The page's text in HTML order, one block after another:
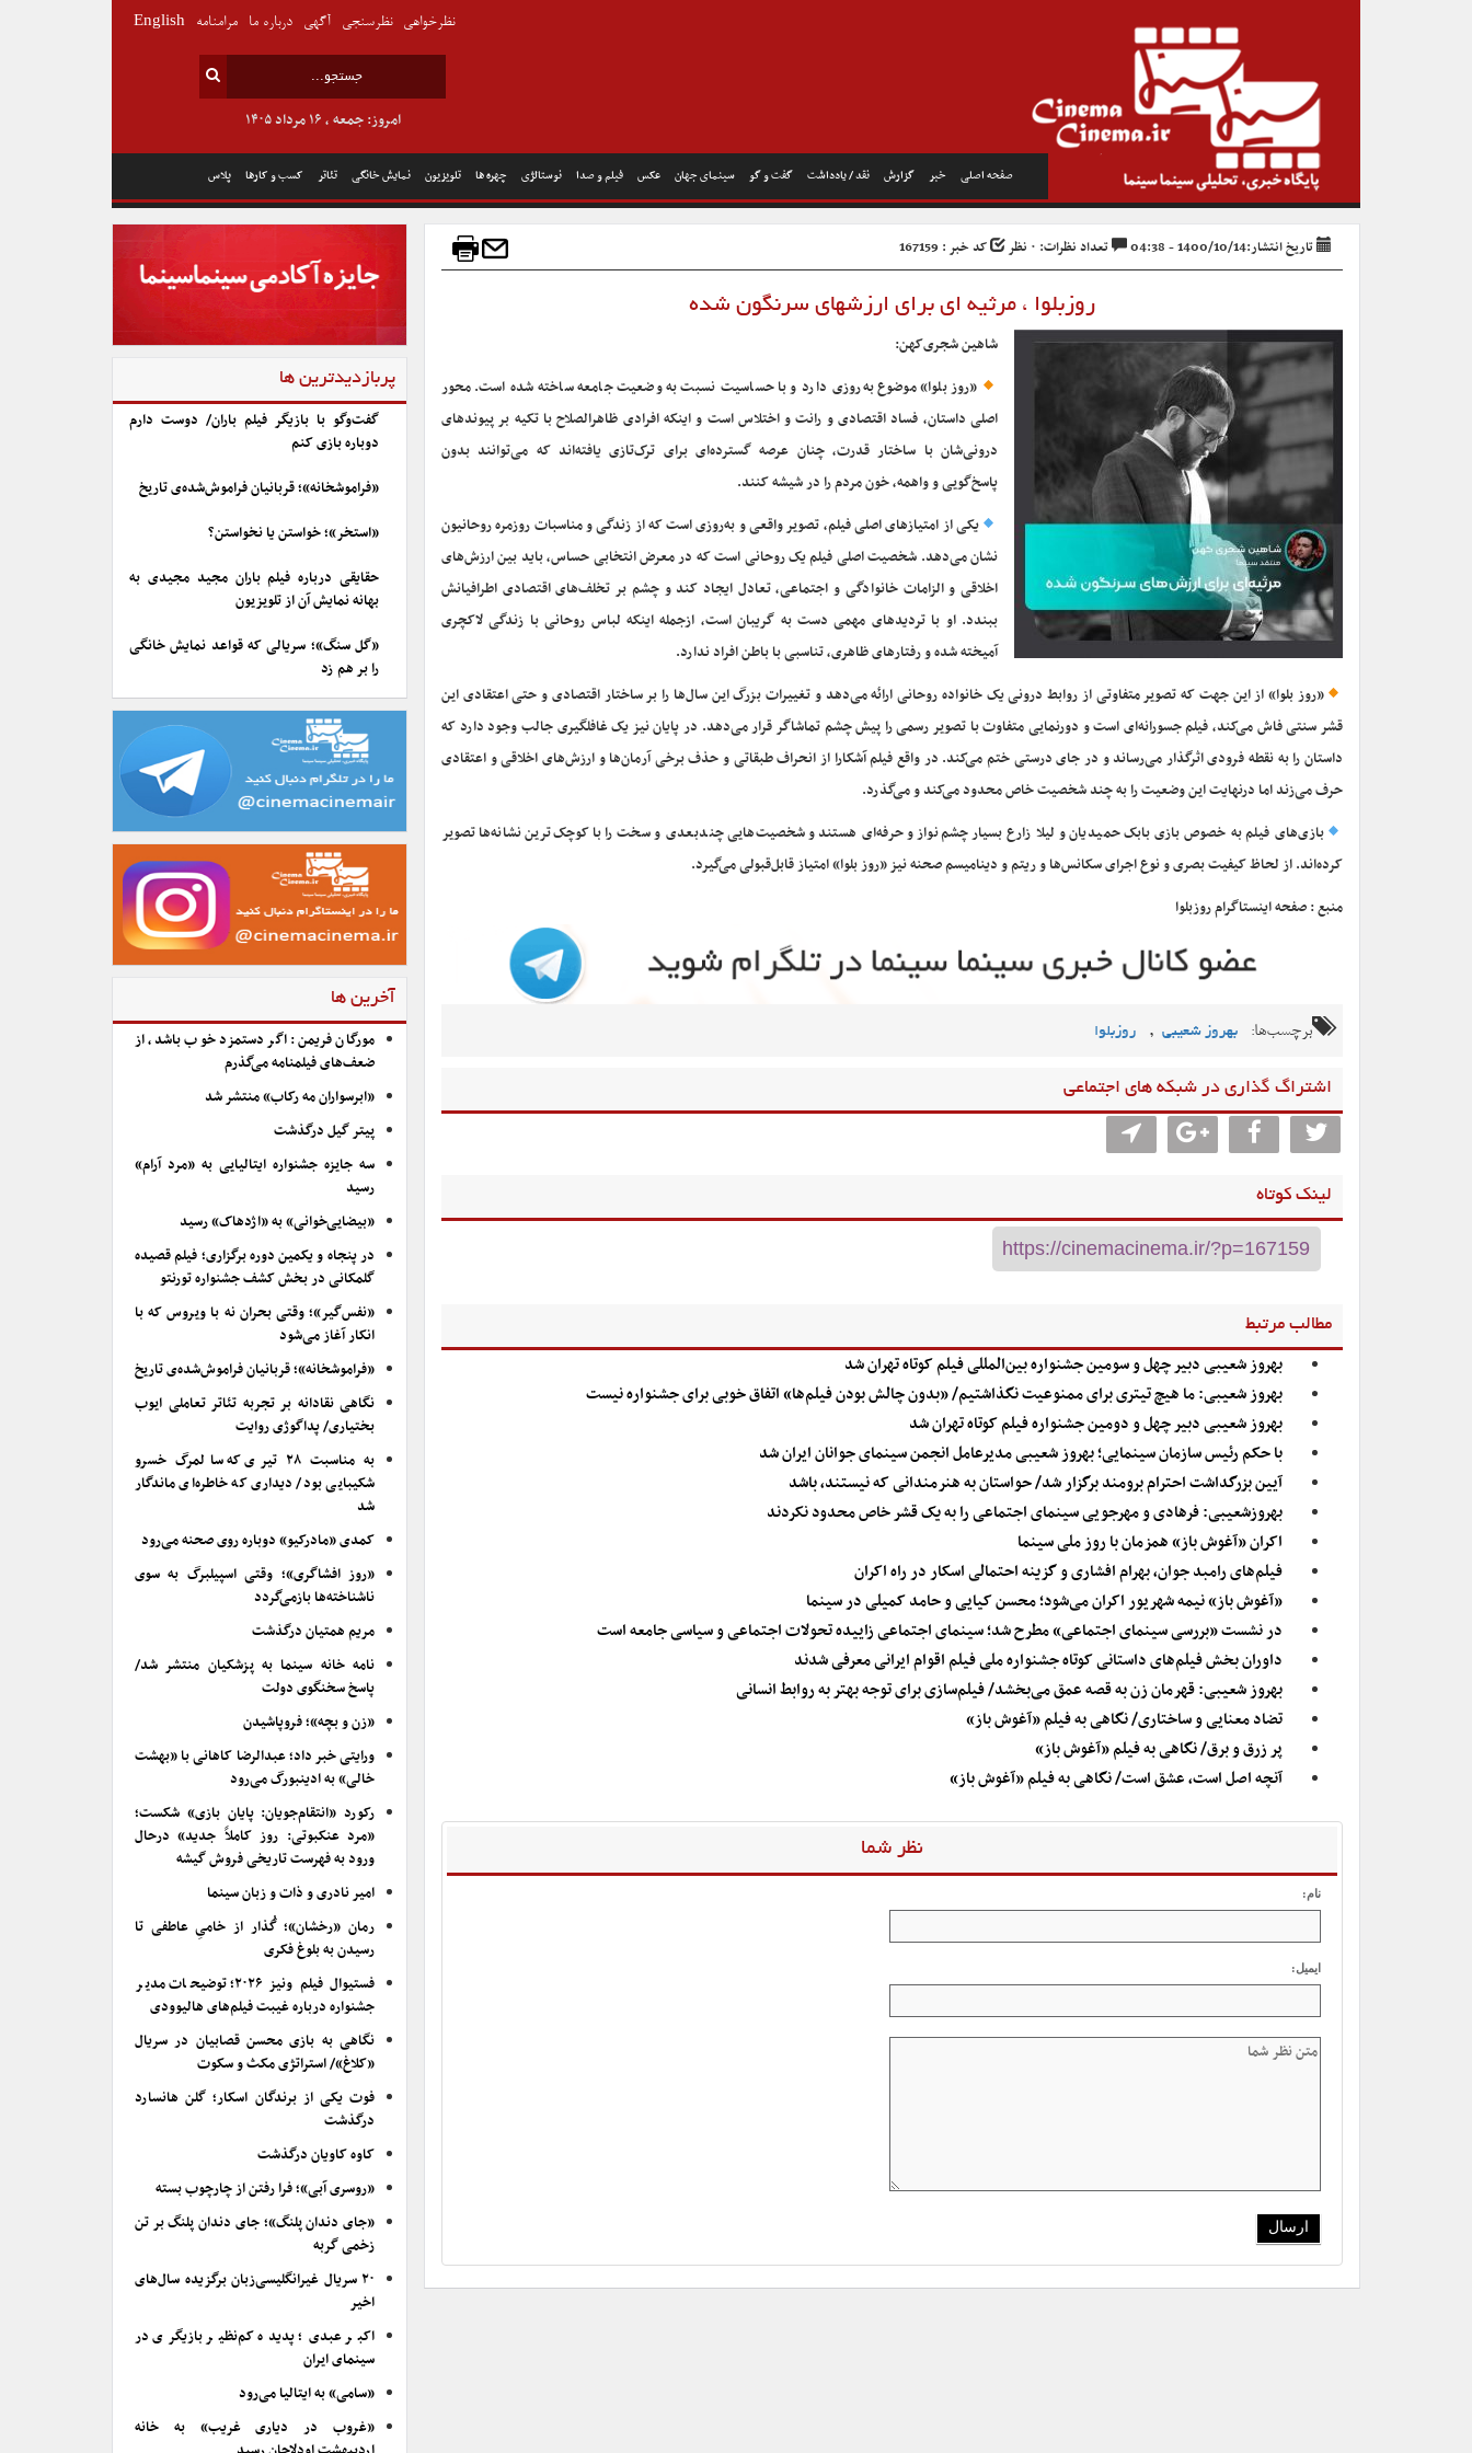
صفحه اصلی خبر گزارش نقد / یادداشت گفت و گو سینمای جهان عکس فیلم و صدا نوستالژی چهره ها تلویزیون نمایش خانگی تئاتر کسب و کارها پلاس
امروز: جمعه , ۱۶ مرداد ۱۴۰۵
نظرخواهی نظرسنجی آگهی درباره ما مرامنامه English
تاریخ انتشار:1400/10/14 - 04:38 تعداد نظرات: ۰ نظر کد خبر : 167159
روزبلوا ، مرثیه ای برای ارزشهای سرنگون شده
شاهین شجری‌کهن:
«روز بلوا» موضوع به‌روزی دارد و با حساسیت نسبت به وضعیت جامعه ساخته شده است. محور
اصلی داستان، فساد اقتصادی و رانت و اختلاس است و اینکه افرادی ظاهرالصلاح با تکیه بر پیوندهای
درونی‌شان با ساختار قدرت، چنان عرصه گسترده‌ای برای ترک‌تازی یافته‌اند که می‌توانند بدون
پاسخ‌گویی و واهمه، خون مردم را در شیشه کنند.
یکی از امتیازهای اصلی فیلم، تصویر واقعی و به‌روزی است که از زندگی و مناسبات روزمره روحانیون
نشان می‌دهد. شخصیت اصلی فیلم یک روحانی است که در معرض انتخابی حساس، باید بین ارزش‌های
اخلاقی و الزامات خانوادگی و اجتماعی، تعادل ایجاد کند و چشم بر تخلف‌های اقتصادی اطرافیانش
ببندد. او با تردیدهای مهمی دست به گریبان است، ازجمله اینکه لباس روحانی با زندگی لاکچری
آمیخته شده و رفتارهای ظاهری، تناسبی با باطن افراد ندارد.
«روز بلوا» از این جهت که تصویر متفاوتی از روابط درونی یک خانواده روحانی ارائه می‌دهد و تغییرات بزرگ این سال‌ها را بر ساختار اقتصادی و حتی اعتقادی این
قشر سنتی فاش می‌کند، فیلم جسورانه‌ای ا‌ست و دورنمایی متفاوت با تصویر رسمی را پیش چشم تماشاگر قرار می‌دهد. در پایان نیز یک غافلگیری جالب وجود دارد که
داستان را به نقطه فرودی اثرگذار می‌رساند و در جای درستی ختم می‌کند. در واقع فیلم آشکارا از انحراف طبقاتی و حذف برخی آرمان‌ها و ارزش‌های اخلاقی و اعتقادی
حرف می‌زند اما درنهایت این وضعیت را به چند شخصیت خاص محدود می‌کند و می‌گذرد.
بازی‌های فیلم به ‌خصوص بازی بابک حمیدیان و لیلا زارع بسیار چشم‌نواز و حرفه‌ای هستند و شخصیت‌هایی چندبعدی و سخت را با کوچک‌ترین نشانه‌ها تصویر
کرده‌اند. از لحاظ کیفیت بصری و نوع اجرای سکانس‌ها و ریتم و دینامیسم صحنه نیز «روز بلوا» امتیاز قابل‌قبولی می‌گیرد.
منبع : صفحه اینستاگرام روزبلوا
برچسب‌ها: بهروز شعیبی , روزبلوا
اشتراگ گذاری در شبکه های اجتماعی
لینک کوتاه
مطالب مرتبط
بهروز شعیبی دبیر چهل و سومین جشنواره بین‌المللی فیلم کوتاه تهران شد
بهروز شعیبی: ما هیچ تیتری برای ممنوعیت نگذاشتیم/ «بدون چالش بودن فیلم‌ها» اتفاق خوبی برای جشنواره نیست
بهروز شعیبی دبیر چهل و دومین جشنواره فیلم کوتاه تهران شد
با حکم رئیس سازمان سینمایی؛ بهروز شعیبی مدیرعامل انجمن سینمای جوانان ایران شد
آیین بزرگداشت احترام برومند برگزار شد/ حواستان به هنرمندانی که نیستند، باشد
بهروزشعیبی: فرهادی و مهرجویی سینمای اجتماعی را به یک قشر خاص محدود نکردند
اکران «آغوش باز» همزمان با روز ملی سینما
فیلم‌های رامبد جوان، بهرام افشاری و گزینه احتمالی اسکار در راه اکران
«آغوش باز» نیمه شهریور اکران می‌شود؛ محسن کیایی و حامد کمیلی در سینما
در نشست «بررسی سینمای اجتماعی» مطرح شد؛ سینمای اجتماعی زاییده تحولات اجتماعی و سیاسی جامعه است
داوران بخش فیلم‌های داستانی کوتاه جشنواره ملی فیلم اقوام ایرانی معرفی شدند
بهروز شعیبی: قهرمان زن به قصه عمق می‌بخشد/ فیلم‌سازی برای توجه بهتر به روابط انسانی
تضاد معنایی و ساختاری/ نگاهی به فیلم «آغوش باز»
پر زرق و برق/ نگاهی به فیلم «آغوش باز»
آنچه اصل است، عشق است/ نگاهی به فیلم «آغوش باز»
نظر شما
نام:
ایمیل:
پربازدیدترین ها
گفت‌وگو با بازیگر فیلم باران/ دوست دارم
دوباره بازی کنم
«فراموشخانه»؛ قربانیان فراموش‌شده‌ی تاریخ
«استخر»؛ خواستن یا نخواستن؟
حقایقی درباره فیلم باران مجید مجیدی به
بهانه نمایش آن از تلویزیون
«گل سنگ»؛ سریالی که قواعد نمایش خانگی
را بر هم زد
آخرین ها
مورگان فریمن: اگر دستمزد خوب باشد، از
ضعف‌های فیلمنامه می‌گذرم
«ابرسواران مه رکاب» منتشر شد
پیتر گیل درگذشت
سه جایزه جشنواره ایتالیایی به «مرد آرام»
رسید
«بیضایی‌خوانی» به «اژدهاک» رسید
در پنجاه و یکمین دوره برگزاری؛ فیلم قصیده
گلمکانی در بخش کشف جشنواره تورنتو
«نفس‌گیر»؛ وقتی بحران نه با ویروس که با
انکار آغاز می‌شود
«فراموشخانه»؛ قربانیان فراموش‌شده‌ی تاریخ
نگاهی نقادانه بر تجربه تئاتر تعاملی ایوب
بختیاری/ پداگوژی روایت
به مناسبت ۲۸ تیری که سالمرگ خسرو
شکیبایی بود/ دیداری که خاطره‌ای ماندگار
شد
کمدی «مادرکیو» دوباره روی صحنه می‌رود
«روز افشاگری»؛ وقتی اسپیلبرگ به سوی
ناشناخته‌ها بازمی‌گردد
مریم همتیان درگذشت
نامه خانه سینما به پزشکیان منتشر شد/
پاسخ سخنگوی دولت
«زن و بچه»؛ فروپاشیدن
ورایتی خبر داد؛ عبدالرضا کاهانی با «بهشت
خالی» به ادینبورگ می‌رود
رکورد «انتقام‌جویان: پایان بازی» شکست؛
«مرد عنکبوتی: روز کاملاً جدید» درحال
ورود به فهرست تاریخی فروش گیشه
امیر نادری و ذات و زبان سینما
رمان «رخشان»؛ گُذار از خامیِ عاطفی تا
رسیدن به بلوغ فکری
فستیوال فیلم ونیز ۲۰۲۶؛ توضیحات مدیر
جشنواره درباره غیبت فیلم‌های هالیوودی
نگاهی به بازی محسن قصابیان در سریال
«کلاغ»/ استراتژی مکث و سکوت
فوت یکی از برندگان اسکار؛ گلن هانسارد
درگذشت
کاوه کاویان درگذشت
«روسری آبی»؛ فرا رفتن از چارچوب بسته
«جای دندان پلنگ»؛ جای دندان پلنگ بر تن
زخمی گربه
۲۰ سریال غیرانگلیسی‌زبان برگزیده سال‌های
اخیر
اکبر عبدی؛ پدیده کم‌نظیر بازیگری در
سینمای ایران
«سامی» به ایتالیا می‌رود
«غروب در دیاری غریب» به خانه